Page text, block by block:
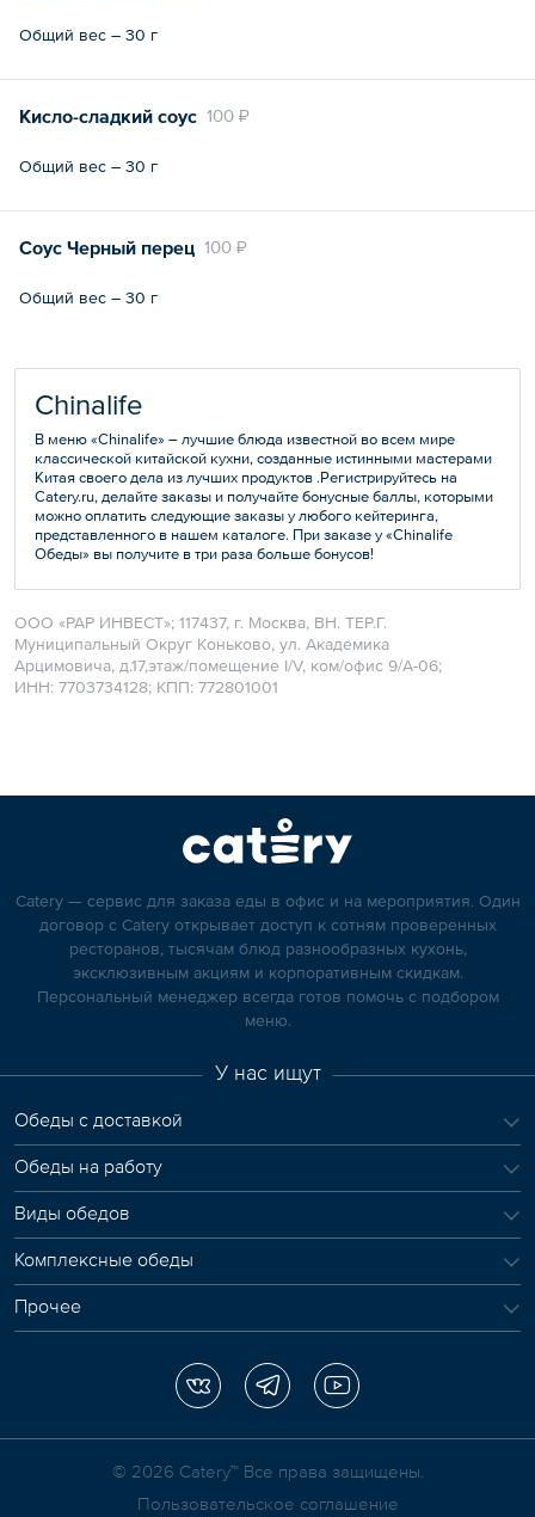
Общий вес – 30 г
100 ₽
Кисло-сладкий соус
Общий вес – 30 г
100 ₽
Соус Черный перец
Общий вес – 30 г
Chinalife
В меню «Chinalife» – лучшие блюда известной во всем мире
классической китайской кухни, созданные истинными мастерами
Китая своего дела из лучших продуктов .Регистрируйтесь на
Catery.ru, делайте заказы и получайте бонусные баллы, которыми
можно оплатить следующие заказы у любого кейтеринга,
представленного в нашем каталоге. При заказе у «Chinalife
Обеды» вы получите в три раза больше бонусов!
ООО «РАР ИНВЕСТ»; 117437, г. Москва, ВН. ТЕР.Г.
Муниципальный Округ Коньково, ул. Академика
Арцимовича, д.17,этаж/помещение I/V, ком/офис 9/А-06;
ИНН: 7703734128; КПП: 772801001
Catery — сервис для заказа еды в офис и на мероприятия. Один
договор с Catery открывает доступ к сотням проверенных
ресторанов, тысячам блюд разнообразных кухонь,
эксклюзивным акциям и корпоративным скидкам.
Персональный менеджер всегда готов помочь с подбором
меню.
У нас ищут
Обеды с доставкой
Обеды на работу
Виды обедов
Комплексные обеды
Прочее
© 2026 Сatery™ Все права защищены.
Пользовательское соглашение